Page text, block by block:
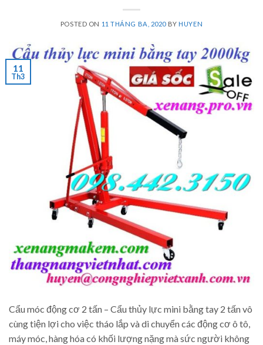
POSTED ON 11 THÁNG BA, 2020 BYHUYEN
11
Th3
Cẩu móc động cơ 2 tấn – Cẩu thủy lực mini bằng tay 2 tấn vô
cùng tiện lợi cho việc tháo lắp và di chuyển các động cơ ô tô,
máy móc, hàng hóa có khối lượng nặng mà sức người không